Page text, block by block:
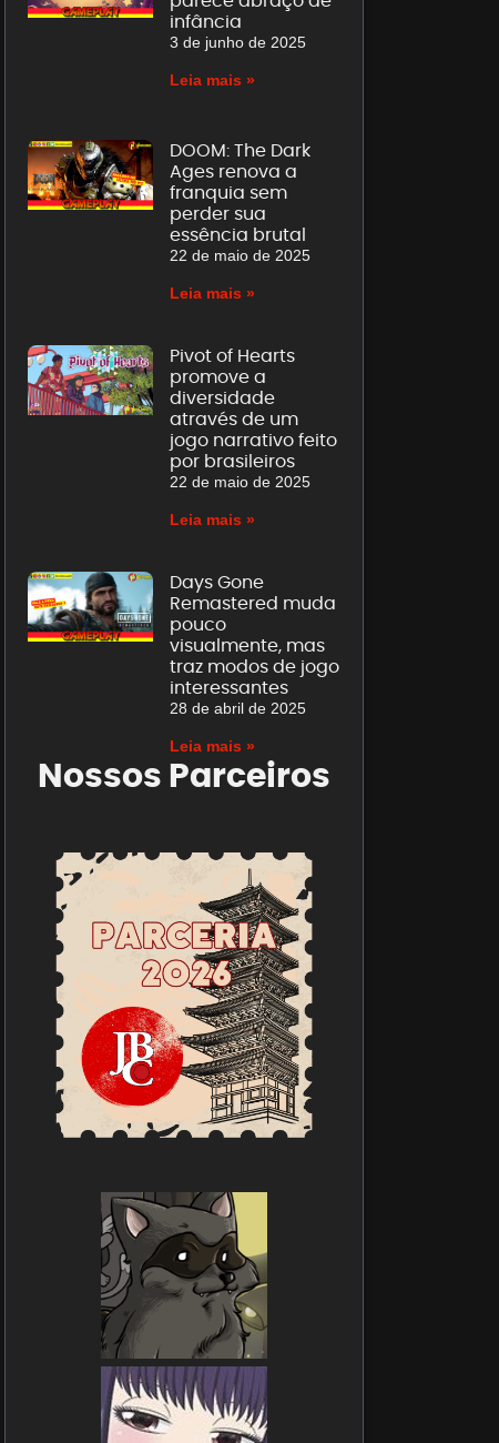
infância
3 de junho de 2025
Leia mais »
DOOM: The Dark
Ages renova a
franquia sem
perder sua
essência brutal
22 de maio de 2025
Leia mais »
Pivot of Hearts
promove a
diversidade
através de um
jogo narrativo feito
por brasileiros
22 de maio de 2025
Leia mais »
Days Gone
Remastered muda
pouco
visualmente, mas
traz modos de jogo
interessantes
28 de abril de 2025
Leia mais »
Nossos Parceiros